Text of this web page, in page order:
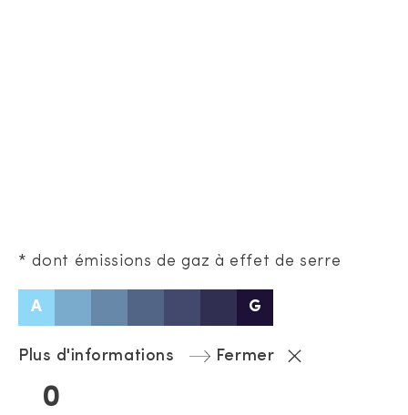
* dont émissions de gaz à effet de serre
A G
Plus d'informations Fermer
0